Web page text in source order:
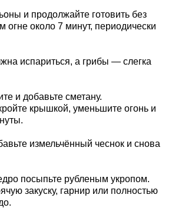
и продолжайте готовить без
огне около 7 минут, периодически
испариться, а грибы — слегка
и добавьте сметану.
крышкой, уменьшите огонь и
измельчённый чеснок и снова
посыпьте рубленым укропом.
закуску, гарнир или полностью